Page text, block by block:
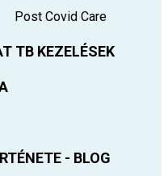
Post Covid Care
TB KEZELÉSEK
- BLOG